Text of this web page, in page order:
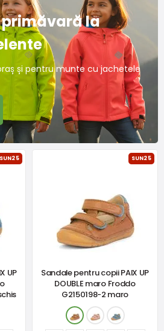
la
și pentru munte cu jachetele
SUN25
UP
SUN25
Sandale pentru copii PAIX UP
DOUBLE maro Froddo
G2150198-2 maro